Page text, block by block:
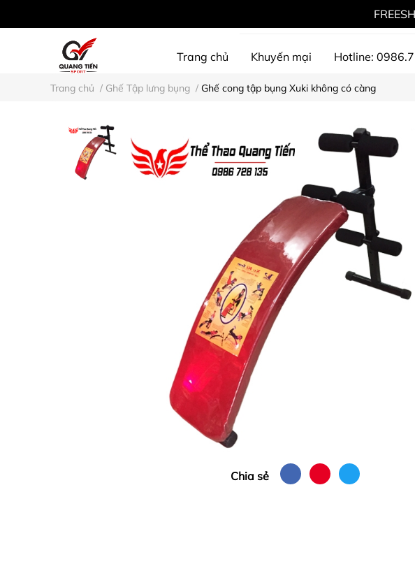
Trang chủ Khuyến mại Hotline:
Trang chủ / Ghế Tập lưng bụng / Ghế cong tập bụng Xuki không có càng
Chia sẻ